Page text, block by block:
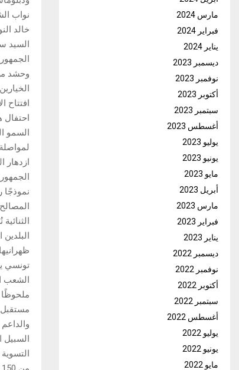
نواب
خالد
السيد
وحشد
السمو
نموذجًا
تونسي
الشعب
ملحوظًا
مستقبل
مارس 2024
فبراير 2024
يناير 2024
ديسمبر 2023
نوفمبر 2023
أكتوبر 2023
سبتمبر 2023
أغسطس 2023
يوليو 2023
يونيو 2023
مايو 2023
أبريل 2023
مارس 2023
فبراير 2023
يناير 2023
ديسمبر 2022
نوفمبر 2022
أكتوبر 2022
سبتمبر 2022
أغسطس 2022
يوليو 2022
يونيو 2022
مايو 2022